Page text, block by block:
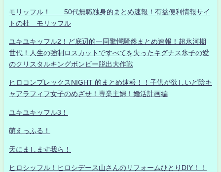
モリッフル！ 50代無職独身的まとめ速報！有益便利情報サイ
トの杜 モリッフル
ユキユキッフル2！ど底辺的一同驚愕騒然まとめ速報！超氷河期
世代！人生の強制ロスカットですべてを失ったキグナス氷子の愛
のクリスタルキングボンビー脱出大作戦
ヒロコンプレックスNIGHT 的まとめ速報！！子供が欲しいど陰キ
ャアラフィフ女子のめざせ！専業主婦！婚活計画編
ユキユキッフル3！
萌えっふる！
天にまします我ら！
ヒロシッフル！ヒロシデース山さんのリフォームひとりDIY！！